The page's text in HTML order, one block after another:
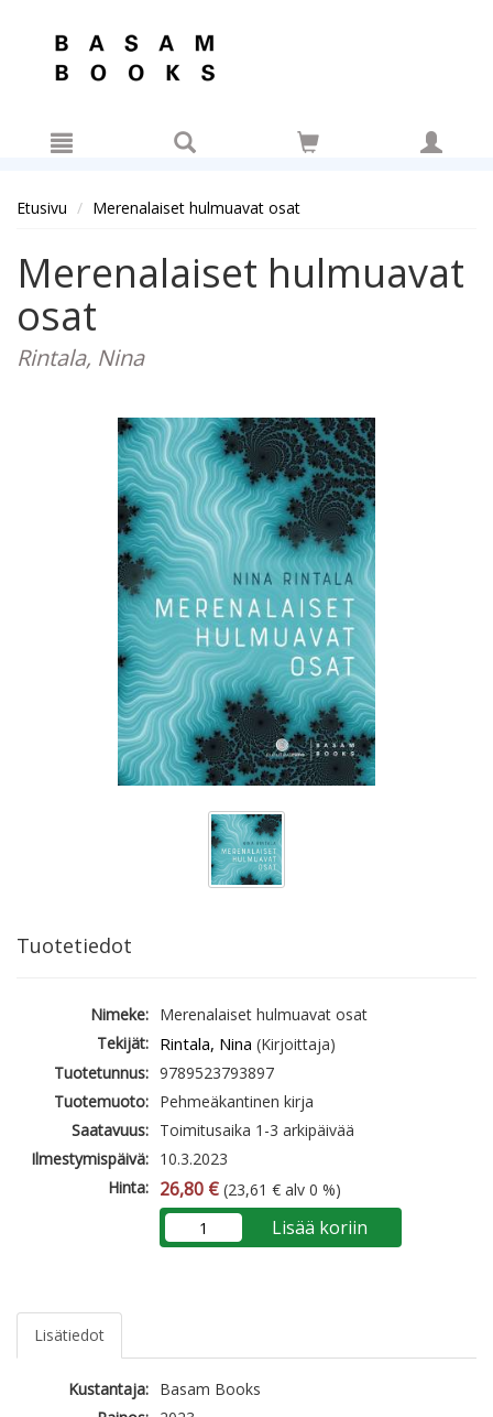
Etusivu Merenalaiset hulmuavat osat
Merenalaiset hulmuavat
osat
Rintala, Nina
Tuotetiedot
Nimeke: Merenalaiset hulmuavat osat
Tekijät: Rintala, Nina (Kirjoittaja)
Tuotetunnus: 9789523793897
Tuotemuoto: Pehmeäkantinen kirja
Saatavuus: Toimitusaika 1-3 arkipäivää
Ilmestymispäivä: 10.3.2023
Hinta: 26,80 € (23,61 € alv 0 %)
Lisää koriin
Lisätiedot
Kustantaja: Basam Books